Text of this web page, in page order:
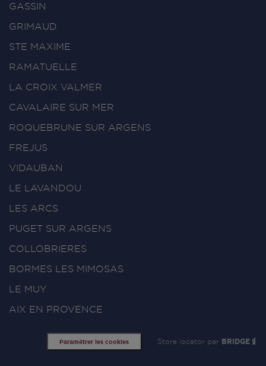
GASSIN
GRIMAUD
STE MAXIME
RAMATUELLE
LA CROIX VALMER
CAVALAIRE SUR MER
ROQUEBRUNE SUR ARGENS
FREJUS
VIDAUBAN
LE LAVANDOU
LES ARCS
PUGET SUR ARGENS
COLLOBRIERES
BORMES LES MIMOSAS
LE MUY
AIX EN PROVENCE
Paramétrer les cookies Store locator par BRIDGE